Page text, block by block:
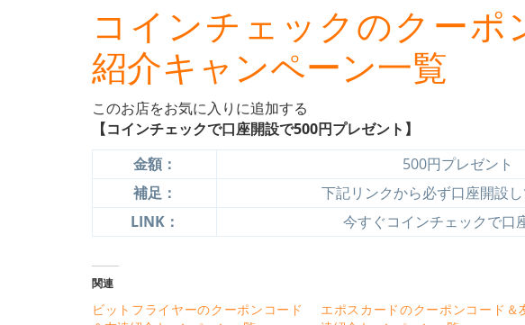
コインチェックのクーポ
紹介キャンペーン一覧
このお店をお気に入りに追加する
【コインチェックで口座開設で500円プレゼント】
金額：
500円プレゼント
補足：
下記リンクから必ず口座開設
LINK：
今すぐコインチェックで口
関連
ビットフライヤーのクーポンコード
エポスカードのクーポンコード＆